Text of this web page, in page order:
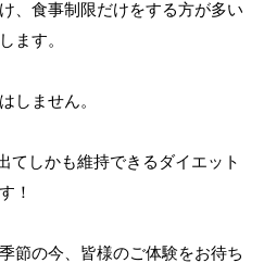
、食事制限だけをする方が多い
ます。
しません。
てしかも維持できるダイエット
！
節の今、皆様のご体験をお待ち